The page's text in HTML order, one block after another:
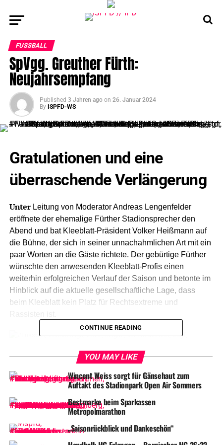
FUSSBALL
SpVgg. Greuther Fürth:
Neujahrsempfang
Published 3 Jahren ago on 26. Januar 2024
By ISPFD-WS
Gratulationen und eine
überraschende Verlängerung
UnterLeitung von Moderator Andreas Lengenfelder
eröffnete der ehemalige Fürther Stadionsprecher den
Abend und bat Kleeblatt-Präsident Volker Heißmann auf
die Bühne, der sich in seiner unnachahmlichen Art mit ein
paar Worten an die Gäste richtete. Der gebürtige Fürther
wünschte den anwesenden Kleeblatt-Profis einen
weiterhin erfolgreichen Verlauf der Saison und betonte im
Hinblick auf die aktuelle gesellschaftliche Lage, dass
beim Kleeblatt kein Platz für Rechtsextreme und
Kleeblattpräsident Volker Heißmann begrüßte rund 500 Gäste, Partner
Schwiewagner im Talk auf der Bühne an. Das Motto des
CONTINUE READING
YOU MAY LIKE
Wincent Weiss sorgt für Gänsehaut zum
Auftakt des Stadionpark Open Air Sommers
Bestmarke beim Sparkassen
Metropolmarathon
„Saisonrückblick und Dankeschön“